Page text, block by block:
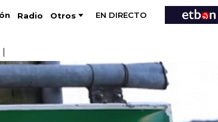
Radio Otros EN DIRECTO